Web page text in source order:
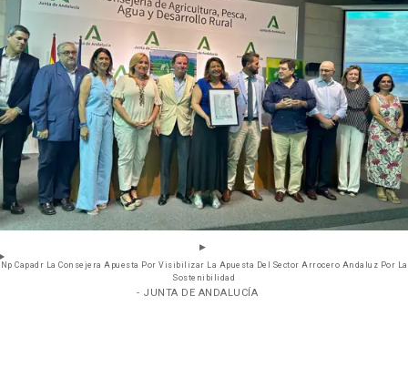
Np Capadr La Consejera Apuesta Por Visibilizar La Apuesta Del Sector Arrocero Andaluz Por La
Sostenibilidad
- JUNTA DE ANDALUCÍA